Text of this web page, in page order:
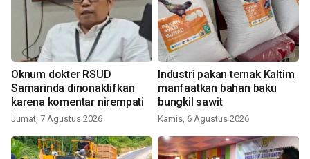
Oknum dokter RSUD
Samarinda dinonaktifkan
karena komentar nirempati
Jumat, 7 Agustus 2026
Industri pakan ternak Kaltim
manfaatkan bahan baku
bungkil sawit
Kamis, 6 Agustus 2026